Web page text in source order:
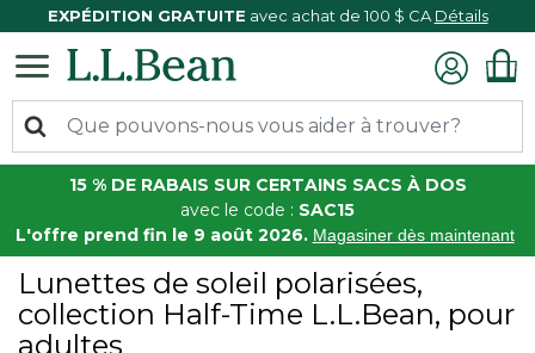
EXPÉDITION GRATUITE avec achat de 100 $ CA Détails
15 % DE RABAIS SUR CERTAINS SACS À DOS
avec le code : SAC15
L'offre prend fin le 9 août 2026. Magasiner dès maintenant
Lunettes de soleil polarisées,
collection Half-Time L.L.Bean, pour
adultes